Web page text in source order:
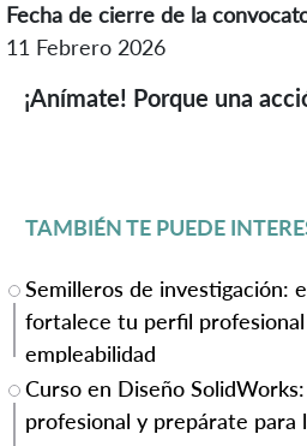
Fecha de cierre de la
11 Febrero 2026
¡Anímate! Porque una
TAMBIÉN TE PUEDE
Semilleros de investigación:
fortalece tu perfil
empleabilidad
Curso en Diseño
profesional y prepárate para